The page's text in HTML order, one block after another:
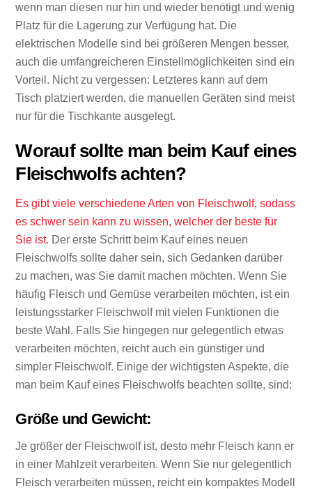
wenn man diesen nur hin und wieder benötigt und wenig
Platz für die Lagerung zur Verfügung hat. Die
elektrischen Modelle sind bei größeren Mengen besser,
auch die umfangreicheren Einstellmöglichkeiten sind ein
Vorteil. Nicht zu vergessen: Letzteres kann auf dem
Tisch platziert werden, die manuellen Geräten sind meist
nur für die Tischkante ausgelegt.
Worauf sollte man beim Kauf eines
Fleischwolfs achten?
Es gibt viele verschiedene Arten von Fleischwolf, sodass
es schwer sein kann zu wissen, welcher der beste für
Sie ist. Der erste Schritt beim Kauf eines neuen
Fleischwolfs sollte daher sein, sich Gedanken darüber
zu machen, was Sie damit machen möchten. Wenn Sie
häufig Fleisch und Gemüse verarbeiten möchten, ist ein
leistungsstarker Fleischwolf mit vielen Funktionen die
beste Wahl. Falls Sie hingegen nur gelegentlich etwas
verarbeiten möchten, reicht auch ein günstiger und
simpler Fleischwolf. Einige der wichtigsten Aspekte, die
man beim Kauf eines Fleischwolfs beachten sollte, sind:
Größe und Gewicht:
Je größer der Fleischwolf ist, desto mehr Fleisch kann er
in einer Mahlzeit verarbeiten. Wenn Sie nur gelegentlich
Fleisch verarbeiten müssen, reicht ein kompaktes Modell